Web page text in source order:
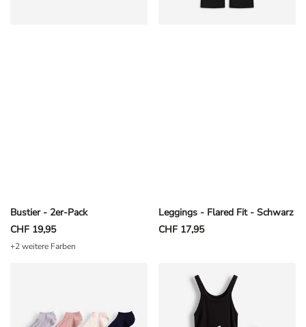
Bustier - 2er-Pack
CHF 19,95
+2 weitere Farben
Leggings - Flared Fit - Schwarz
CHF 17,95